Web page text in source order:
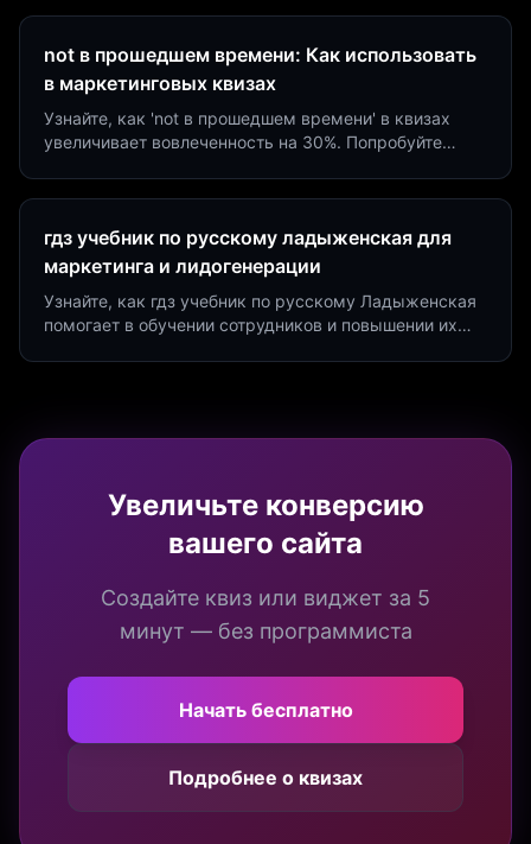
not в прошедшем времени: Как использовать
в маркетинговых квизах
Узнайте, как 'not в прошедшем времени' в квизах
увеличивает вовлеченность на 30%. Попробуйте
гдз учебник по русскому ладыженская для
маркетинга и лидогенерации
Узнайте, как гдз учебник по русскому Ладыженская
помогает в обучении сотрудников и повышении их
Увеличьте конверсию
вашего сайта
Создайте квиз или виджет за 5
минут — без программиста
Начать бесплатно
Подробнее о квизах